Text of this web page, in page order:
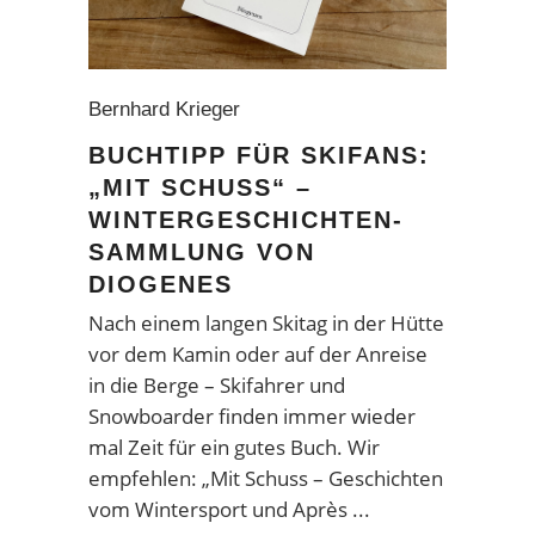
Bernhard Krieger
BUCHTIPP FÜR SKIFANS:
„MIT SCHUSS“ –
WINTERGESCHICHTEN-
SAMMLUNG VON
DIOGENES
Nach einem langen Skitag in der Hütte
vor dem Kamin oder auf der Anreise
in die Berge – Skifahrer und
Snowboarder finden immer wieder
mal Zeit für ein gutes Buch. Wir
empfehlen: „Mit Schuss – Geschichten
vom Wintersport und Après